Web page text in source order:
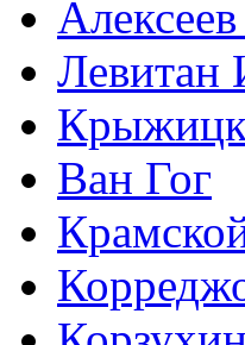
Левитан
Ван Гог